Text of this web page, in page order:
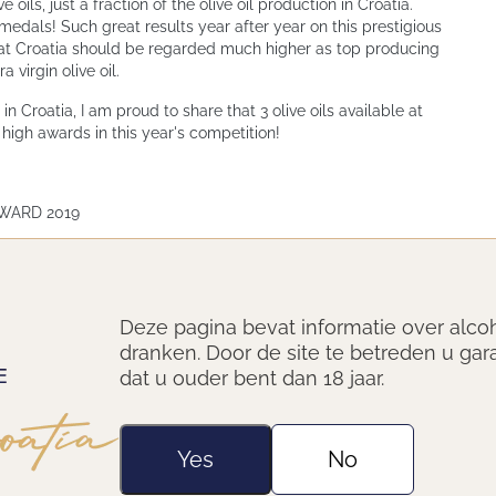
oils, just a fraction of the olive oil production in Croatia.
Such great results year after year on this prestigious
Croatia should be regarded much higher as top producing
virgin olive oil.
Croatia, I am proud to share that 3 olive oils available at
awards in this year's competition!
2019
2019
blend from Croatia
full about good olive oil? If so, read this
Deze pagina bevat informatie over
dranken. Door de site te betreden u
dat u ouder bent dan 18 jaar.
Yes No